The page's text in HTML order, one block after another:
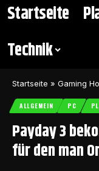
Startseite
Technik
Startseite » Gaming
ALLGEMEIN PC
Payday 3
für den man